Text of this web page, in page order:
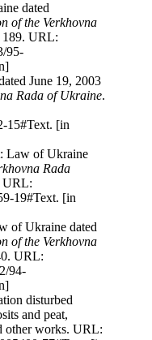
dated
of the Verkhovna
189. URL:
95-
June 19, 2003
Rada of Ukraine.
15#Text. [in
Law of Ukraine
Rada
URL:
19#Text. [in
of Ukraine dated
of the Verkhovna
URL:
94-
disturbed
and peat,
other works. URL: